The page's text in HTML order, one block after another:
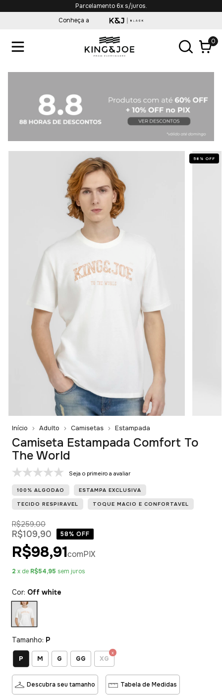
Parcelamento 6x s/juros.
Conheça a
0
58 % OFF
Início Adulto Camisetas Estampada
Camiseta Estampada Comfort To
The World
Seja o primeiro a avaliar
100% ALGODAO ESTAMPA EXCLUSIVA
TECIDO RESPIRAVEL TOQUE MACIO E CONFORTAVEL
R$259,00
R$109,90 58% OFF
R$98,91comPIX
2 x de R$54,95 sem juros
Cor: Off white
Tamanho: P
P M G GG XG
Descubra seu tamanho Tabela de Medidas